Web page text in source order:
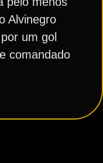
Alvinegro
um gol
comandado